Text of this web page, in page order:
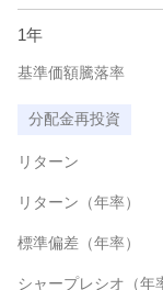
1年
基準価額騰落率
分配金再投資
リターン
リターン（年率）
標準偏差（年率）
シャープレシオ（年